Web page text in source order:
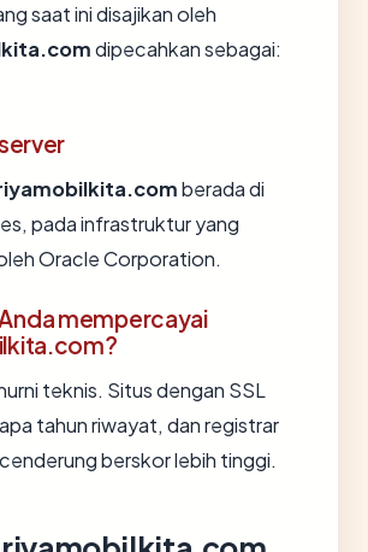
saat ini disajikan oleh
dipecahkan sebagai:
berada di
pada infrastruktur yang
Oracle Corporation.
mempercayai
teknis. Situs dengan SSL
tahun riwayat, dan registrar
berskor lebih tinggi.